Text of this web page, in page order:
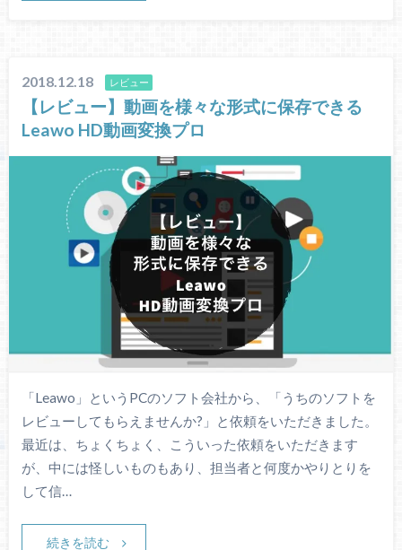
2018.12.18 レビュー
【レビュー】動画を様々な形式に保存できる
Leawo HD動画変換プロ
「Leawo」というPCのソフト会社から、「うちのソフトを
レビューしてもらえませんか?」と依頼をいただきました。
最近は、ちょくちょく、こういった依頼をいただきます
が、中には怪しいものもあり、担当者と何度かやりとりを
して信…
続きを読む